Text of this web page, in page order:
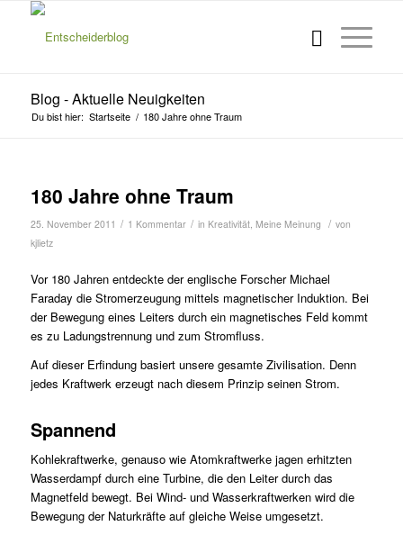
Blog - Aktuelle Neuigkeiten
Du bist hier: Startseite / 180 Jahre ohne Traum
180 Jahre ohne Traum
25. November 2011 / 1 Kommentar / in Kreativität, Meine Meinung / von
kjlietz
Vor 180 Jahren entdeckte der englische Forscher Michael
Faraday die Stromerzeugung mittels magnetischer Induktion. Bei
der Bewegung eines Leiters durch ein magnetisches Feld kommt
es zu Ladungstren­nung und zum Stromfluss.
Auf dieser Erfindung basiert unsere gesamte Zivilisation. Denn
jedes Kraftwerk erzeugt nach diesem Prinzip seinen Strom.
Spannend
Kohlekraftwerke, genauso wie Atomkraftwerke jagen erhitzten
Wasserdampf durch eine Turbine, die den Leiter durch das
Magnetfeld bewegt. Bei Wind- und Wasserkraftwerken wird die
Bewegung der Naturkräfte auf gleiche Weise umgesetzt.